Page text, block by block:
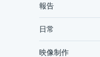
報告
日常
映像制作